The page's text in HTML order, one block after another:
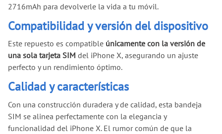
2716mAh para devolverle la vida a tu móvil.
Compatibilidad y versión del dispositivo
Este repuesto es compatible únicamente con la versión de
una sola tarjeta SIM del iPhone X, asegurando un ajuste
perfecto y un rendimiento óptimo.
Calidad y características
Con una construcción duradera y de calidad, esta bandeja
SIM se alinea perfectamente con la elegancia y
funcionalidad del iPhone X. El rumor común de que la